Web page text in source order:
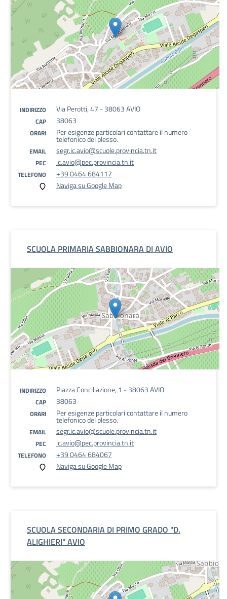
INDIRIZZO Via Perotti, 47 - 38063 AVIO
CAP 38063
ORARI Per esigenze particolari contattare il numero
telefonico del plesso.
EMAIL segr.ic.avio@scuole.provincia.tn.it
PEC ic.avio@pec.provincia.tn.it
TELEFONO
+39 0464 684117
Naviga su Google Map
SCUOLA PRIMARIA SABBIONARA DI AVIO
INDIRIZZO Piazza Conciliazione, 1 - 38063 AVIO
CAP 38063
ORARI Per esigenze particolari contattare il numero
telefonico del plesso.
EMAIL segr.ic.avio@scuole.provincia.tn.it
PEC ic.avio@pec.provincia.tn.it
TELEFONO
+39 0464 684067
Naviga su Google Map
SCUOLA SECONDARIA DI PRIMO GRADO "D.
ALIGHIERI" AVIO